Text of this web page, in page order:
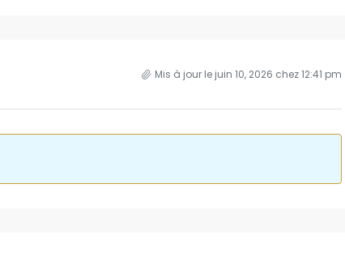
Mis à jour le juin 10, 2026 chez 12:41 pm